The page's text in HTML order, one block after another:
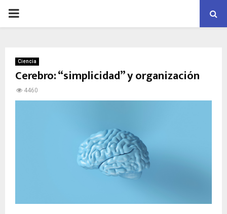
PRIMARY
Ciencia
Cerebro: “simplicidad” y organización
4460